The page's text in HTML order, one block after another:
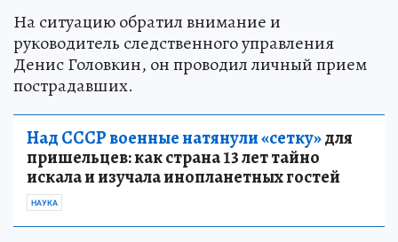
На ситуацию обратил внимание и
руководитель следственного управления
Денис Головкин, он проводил личный прием
пострадавших.
Над СССР военные натянули «сетку»для
пришельцев: как страна 13 лет тайно
искала и изучала инопланетных гостей
НАУКА